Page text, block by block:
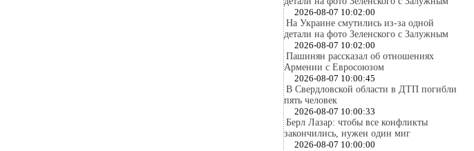
2026-08-07 10:02:00
На Украине смутились из-за одной
детали на фото Зеленского с Залужным
2026-08-07 10:02:00
Пашинян рассказал об отношениях
Армении с Евросоюзом
2026-08-07 10:00:45
В Свердловской области в ДТП погибли
пять человек
2026-08-07 10:00:33
Берл Лазар: чтобы все конфликты
закончились, нужен один миг
2026-08-07 10:00:00